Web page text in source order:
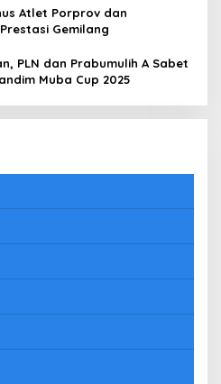
Atlet Porprov dan
Gemilang
PLN dan Prabumulih A Sabet
Muba Cup 2025